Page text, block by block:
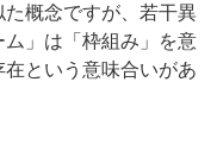
概念ですが、若干異
」は「枠組み」を意
という意味合いがあ